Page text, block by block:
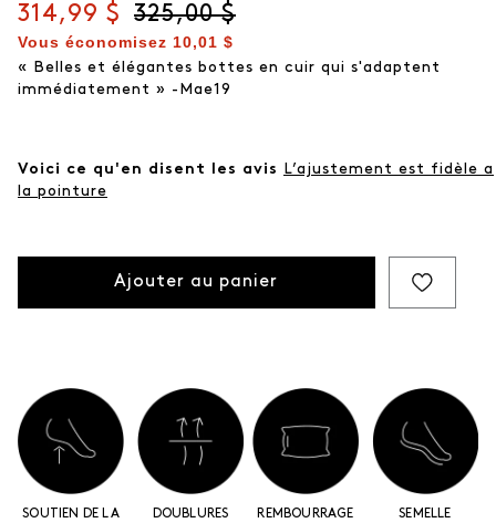
Prix actuel
314,99 $ Prix d'origine
325,00 $
Vous économisez 10,01 $
« Belles et élégantes bottes en cuir qui s'adaptent
immédiatement » -Mae19
Voici ce qu'en disent les avis
L’ajustement est fidèle a
la pointure
Ajouter au panier
SOUTIEN DE LA
DOUBLURES
REMBOURRAGE
SEMELLE